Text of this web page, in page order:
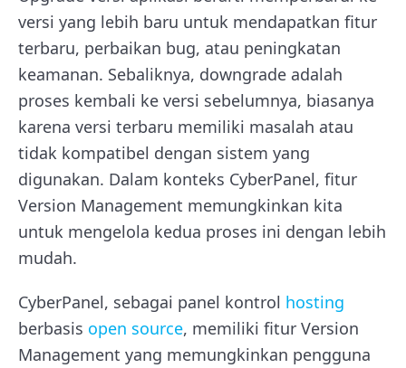
versi yang lebih baru untuk mendapatkan fitur
terbaru, perbaikan bug, atau peningkatan
keamanan. Sebaliknya, downgrade adalah
proses kembali ke versi sebelumnya, biasanya
karena versi terbaru memiliki masalah atau
tidak kompatibel dengan sistem yang
digunakan. Dalam konteks CyberPanel, fitur
Version Management memungkinkan kita
untuk mengelola kedua proses ini dengan lebih
mudah.
CyberPanel, sebagai panel kontrol hosting
berbasis open source, memiliki fitur Version
Management yang memungkinkan pengguna